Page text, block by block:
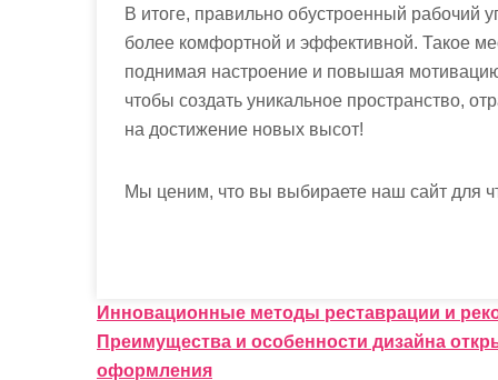
В итоге, правильно обустроенный рабочий
более комфортной и эффективной. Такое
поднимая настроение и повышая
чтобы создать уникальное пространство,
на достижение новых высот!
Мы ценим, что вы выбираете наш сайт для
Н
а
Инновационные методы реставрации и
Преимущества и особенности дизайна
оформления